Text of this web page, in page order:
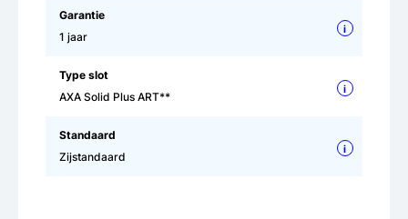
Garantie
1 jaar
i
Type slot
AXA Solid Plus ART**
i
Standaard
Zijstandaard
i